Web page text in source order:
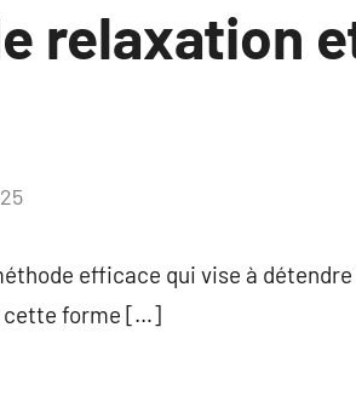
relaxation
efficace qui vise à
cette forme […]